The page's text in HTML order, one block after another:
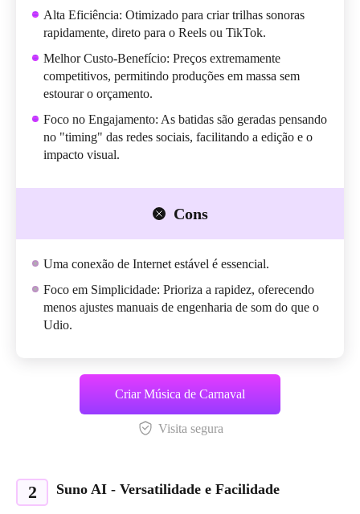
Alta Eficiência: Otimizado para criar trilhas sonoras
rapidamente, direto para o Reels ou TikTok.
Melhor Custo-Benefício: Preços extremamente
competitivos, permitindo produções em massa sem
estourar o orçamento.
Foco no Engajamento: As batidas são geradas pensando
no "timing" das redes sociais, facilitando a edição e o
impacto visual.
Cons
Uma conexão de Internet estável é essencial.
Foco em Simplicidade: Prioriza a rapidez, oferecendo
menos ajustes manuais de engenharia de som do que o
Udio.
Criar Música de Carnaval
Visita segura
2 Suno AI - Versatilidade e Facilidade